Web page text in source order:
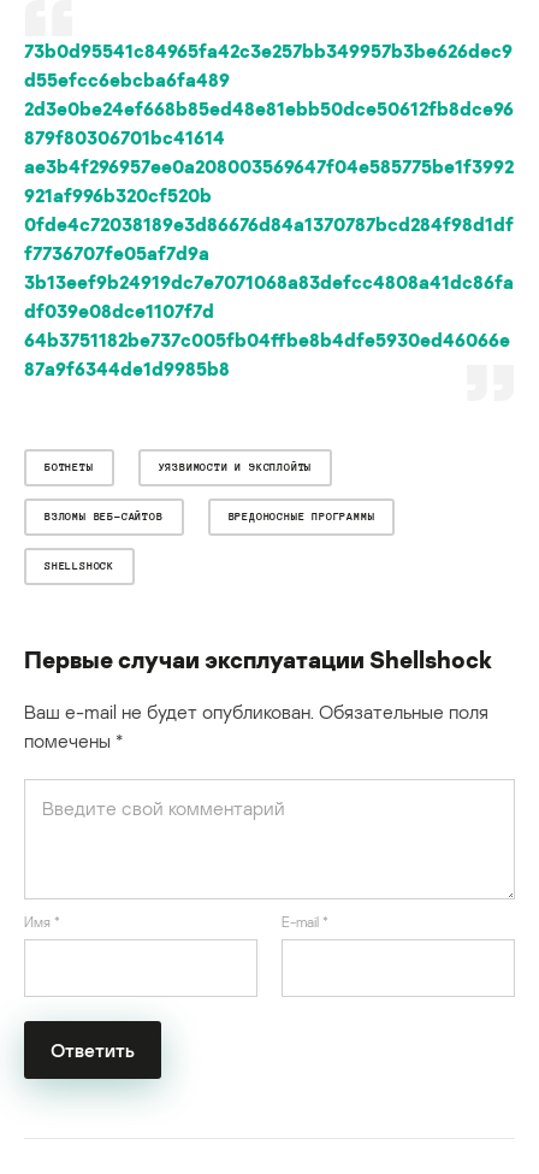
73b0d95541c84965fa42c3e257bb349957b3be626dec9
d55efcc6ebcba6fa489
2d3e0be24ef668b85ed48e81ebb50dce50612fb8dce96
879f80306701bc41614
ae3b4f296957ee0a208003569647f04e585775be1f3992
921af996b320cf520b
0fde4c72038189e3d86676d84a1370787bcd284f98d1df
f7736707fe05af7d9a
3b13eef9b24919dc7e7071068a83defcc4808a41dc86fa
df039e08dce1107f7d
64b3751182be737c005fb04ffbe8b4dfe5930ed46066e
87a9f6344de1d9985b8
БОТНЕТЫ УЯЗВИМОСТИ И ЭКСПЛОЙТЫ
ВЗЛОМЫ ВЕБ-САЙТОВ ВРЕДОНОСНЫЕ ПРОГРАММЫ
SHELLSHOCK
Первые случаи эксплуатации Shellshock
Ваш e-mail не будет опубликован. Обязательные поля
помечены *
Имя * E-mail *